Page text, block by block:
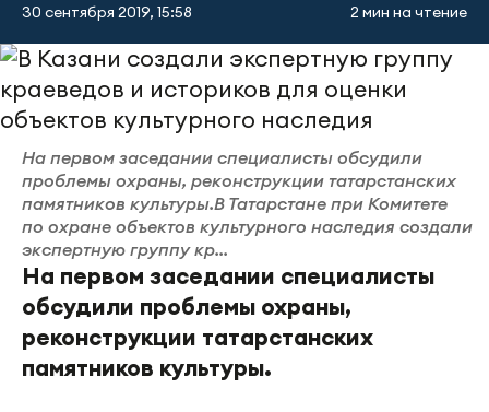
30 сентября 2019, 15:58 2 мин на чтение
На первом заседании специалисты обсудили
проблемы охраны, реконструкции татарстанских
памятников культуры.В Татарстане при Комитете
по охране объектов культурного наследия создали
экспертную группу кр...
На первом заседании специалисты
обсудили проблемы охраны,
реконструкции татарстанских
памятников культуры.